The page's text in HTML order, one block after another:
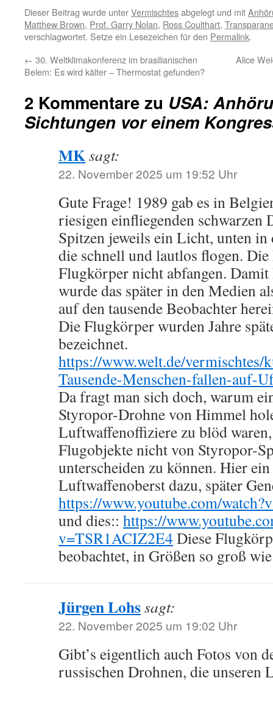
Dieser Beitrag wurde unterVermischtesabgelegt und mit
Matthew Brown, Prof. Garry Nolan, Ross Coulthart,
verschlagwortet. Setze ein Lesezeichen für den Permalink.
← 30. Weltklimakonferenz im brasilianischen
Belem: Es wird kälter – Thermostat gefunden?
Alice
2 Kommentare zu USA:
Sichtungen vor einem
MKsagt:
22. November 2025 um 19:52 Uhr
Gute Frage! 1989 gab es in
riesigen einfliegenden schwarzen
Spitzen jeweils ein Licht, unten
die schnell und lautlos flogen.
Flugkörper nicht abfangen.
wurde das später in den Medien
auf den tausende Beobachter
Die Flugkörper wurden Jahre
bezeichnet.
https://www.welt.de/
Tausende-Menschen-fallen-auf-
Da fragt man sich doch, warum
Styropor-Drohne von Himmel
Luftwaffenoffiziere zu blöd
Flugobjekte nicht von Styropor-
unterscheiden zu können. Hier
Luftwaffenoberst dazu, später
https://www.youtube.com/
und dies:: https://
v=TSR1ACIZ2E4 Diese
beobachtet, in Größen so groß
Jürgen Lohssagt:
22. November 2025 um 19:02 Uhr
Gibt’s eigentlich auch Fotos von
russischen Drohnen, die unseren